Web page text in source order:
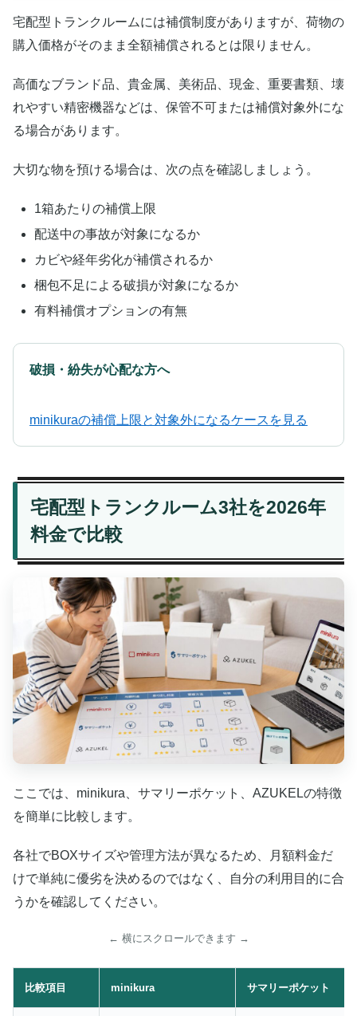
宅配型トランクルームには補償制度がありますが、荷物の
購入価格がそのまま全額補償されるとは限りません。
高価なブランド品、貴金属、美術品、現金、重要書類、壊
れやすい精密機器などは、保管不可または補償対象外にな
る場合があります。
大切な物を預ける場合は、次の点を確認しましょう。
1箱あたりの補償上限
配送中の事故が対象になるか
カビや経年劣化が補償されるか
梱包不足による破損が対象になるか
有料補償オプションの有無
破損・紛失が心配な方へ
minikuraの補償上限と対象外になるケースを見る
宅配型トランクルーム3社を2026年
料金で比較
ここでは、minikura、サマリーポケット、AZUKELの特徴
を簡単に比較します。
各社でBOXサイズや管理方法が異なるため、月額料金だ
けで単純に優劣を決めるのではなく、自分の利用目的に合
うかを確認してください。
← 横にスクロールできます →
比較項目 minikura サマリーポケット